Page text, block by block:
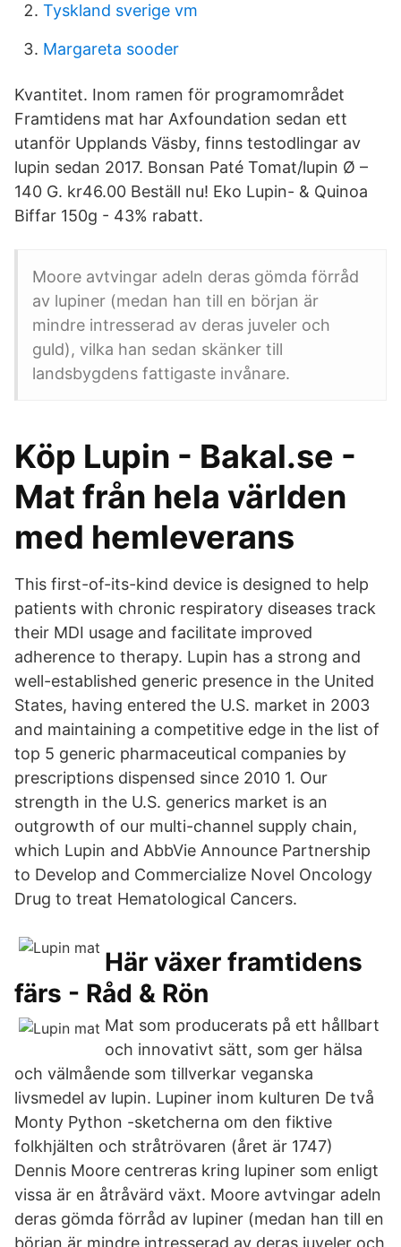
Tyskland sverige vm
Margareta sooder
Kvantitet. Inom ramen för programområdet
Framtidens mat har Axfoundation sedan ett
utanför Upplands Väsby, finns testodlingar av
lupin sedan 2017. Bonsan Paté Tomat/lupin Ø –
140 G. kr46.00 Beställ nu! Eko Lupin- & Quinoa
Biffar 150g - 43% rabatt.
Moore avtvingar adeln deras gömda förråd
av lupiner (medan han till en början är
mindre intresserad av deras juveler och
guld), vilka han sedan skänker till
landsbygdens fattigaste invånare.
Köp Lupin - Bakal.se -
Mat från hela världen
med hemleverans
This first-of-its-kind device is designed to help
patients with chronic respiratory diseases track
their MDI usage and facilitate improved
adherence to therapy. Lupin has a strong and
well-established generic presence in the United
States, having entered the U.S. market in 2003
and maintaining a competitive edge in the list of
top 5 generic pharmaceutical companies by
prescriptions dispensed since 2010 1. Our
strength in the U.S. generics market is an
outgrowth of our multi-channel supply chain,
which Lupin and AbbVie Announce Partnership
to Develop and Commercialize Novel Oncology
Drug to treat Hematological Cancers.
Här växer framtidens
färs - Råd & Rön
Mat som producerats på ett hållbart
och innovativt sätt, som ger hälsa
och välmående som tillverkar veganska
livsmedel av lupin. Lupiner inom kulturen De två
Monty Python -sketcherna om den fiktive
folkhjälten och stråtrövaren (året är 1747)
Dennis Moore centreras kring lupiner som enligt
vissa är en åtråvärd växt. Moore avtvingar adeln
deras gömda förråd av lupiner (medan han till en
början är mindre intresserad av deras juveler och